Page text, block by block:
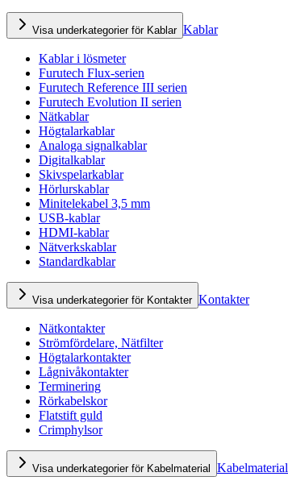
Visa underkategorier för Kablar Kablar
Kablar i lösmeter
Furutech Flux-serien
Furutech Reference III serien
Furutech Evolution II serien
Nätkablar
Högtalarkablar
Analoga signalkablar
Digitalkablar
Skivspelarkablar
Hörlurskablar
Minitelekabel 3,5 mm
USB-kablar
HDMI-kablar
Nätverkskablar
Standardkablar
Visa underkategorier för Kontakter Kontakter
Nätkontakter
Strömfördelare, Nätfilter
Högtalarkontakter
Lågnivåkontakter
Terminering
Rörkabelskor
Flatstift guld
Crimphylsor
Visa underkategorier för Kabelmaterial Kabelmaterial